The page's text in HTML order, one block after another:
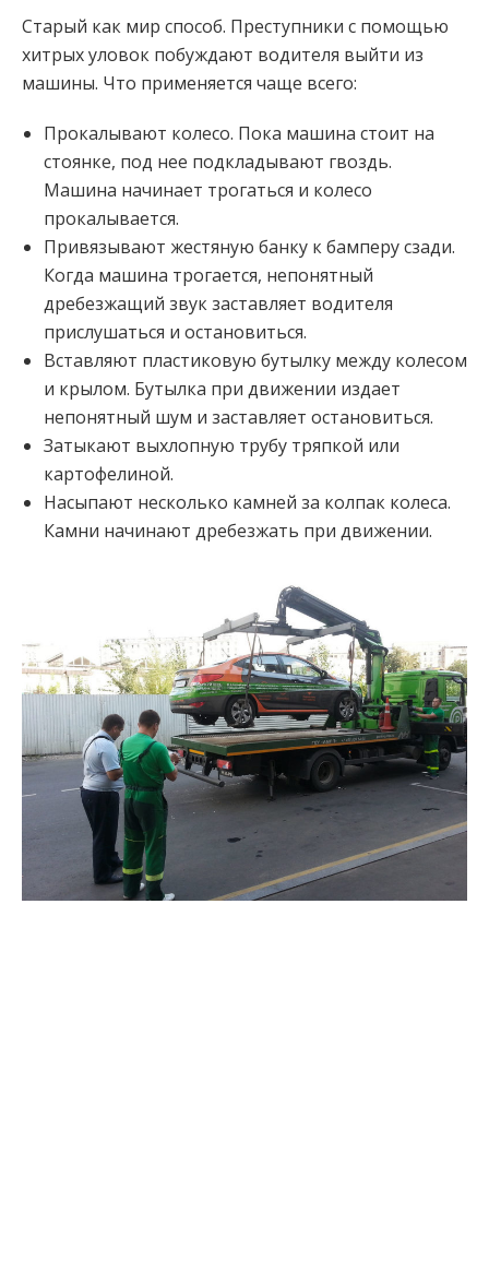
Старый как мир способ. Преступники с помощью
хитрых уловок побуждают водителя выйти из
машины. Что применяется чаще всего:
Прокалывают колесо. Пока машина стоит на
стоянке, под нее подкладывают гвоздь.
Машина начинает трогаться и колесо
прокалывается.
Привязывают жестяную банку к бамперу сзади.
Когда машина трогается, непонятный
дребезжащий звук заставляет водителя
прислушаться и остановиться.
Вставляют пластиковую бутылку между колесом
и крылом. Бутылка при движении издает
непонятный шум и заставляет остановиться.
Затыкают выхлопную трубу тряпкой или
картофелиной.
Насыпают несколько камней за колпак колеса.
Камни начинают дребезжать при движении.